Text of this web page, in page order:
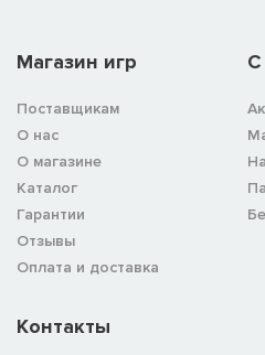
Магазин игр
Поставщикам
О нас
О магазине
Каталог
Гарантии
Отзывы
Оплата и доставка
Контакты